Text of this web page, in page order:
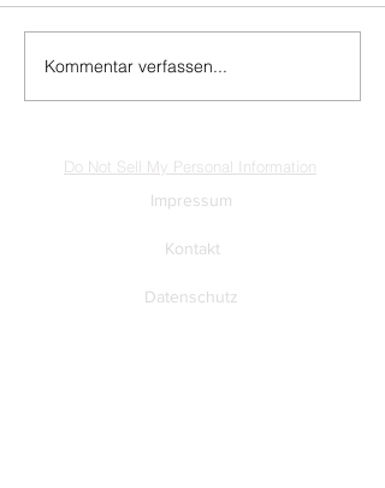
Kommentar verfassen...
Do Not Sell My Personal Information
Impressum
Kontakt
Datenschutz